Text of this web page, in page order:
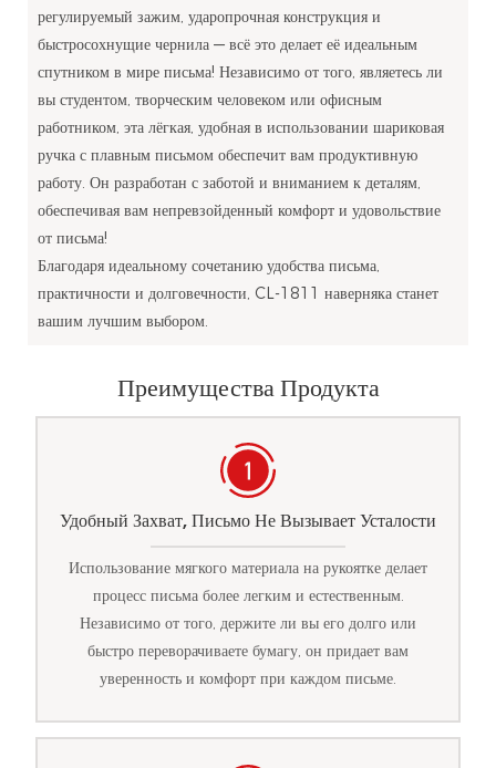
регулируемый зажим, ударопрочная конструкция и
быстросохнущие чернила — всё это делает её идеальным
спутником в мире письма! Независимо от того, являетесь ли
вы студентом, творческим человеком или офисным
работником, эта лёгкая, удобная в использовании шариковая
ручка с плавным письмом обеспечит вам продуктивную
работу. Он разработан с заботой и вниманием к деталям,
обеспечивая вам непревзойденный комфорт и удовольствие
от письма!
Благодаря идеальному сочетанию удобства письма,
практичности и долговечности, CL-1811 наверняка станет
вашим лучшим выбором.
Преимущества Продукта
Удобный Захват, Письмо Не Вызывает Усталости
Использование мягкого материала на рукоятке делает
процесс письма более легким и естественным.
Независимо от того, держите ли вы его долго или
быстро переворачиваете бумагу, он придает вам
уверенность и комфорт при каждом письме.